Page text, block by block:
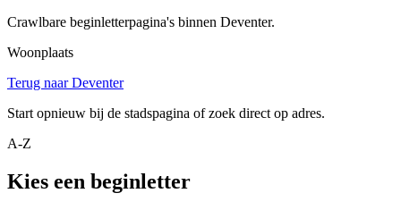
Crawlbare beginletterpagina's binnen Deventer.
Woonplaats
Terug naar Deventer
Start opnieuw bij de stadspagina of zoek direct op adres.
A-Z
Kies een beginletter